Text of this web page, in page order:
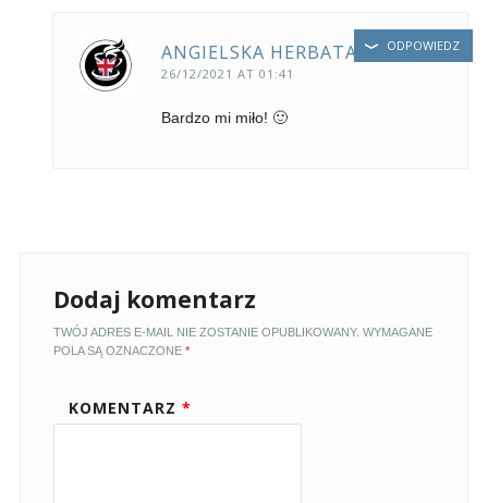
ANGIELSKA HERBATA
26/12/2021 AT 01:41
Bardzo mi miło! 🙂
ODPOWIEDZ
Dodaj komentarz
TWÓJ ADRES E-MAIL NIE ZOSTANIE OPUBLIKOWANY. WYMAGANE
POLA SĄ OZNACZONE *
KOMENTARZ *